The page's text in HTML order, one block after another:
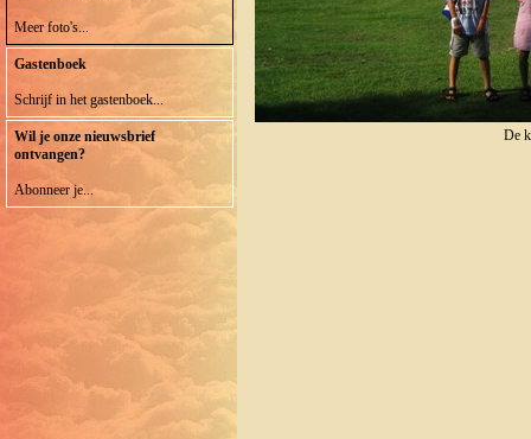
Meer foto's...
Gastenboek
Schrijf in het gastenboek...
Wil je onze nieuwsbrief
ontvangen?
Abonneer je...
De